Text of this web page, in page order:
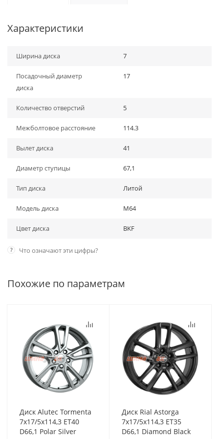
Характеристики
Ширина диска 7
Посадочный диаметр
диска
17
Количество отверстий 5
Межболтовое расстояние 114.3
Вылет диска 41
Диаметр ступицы 67,1
Тип диска Литой
Модель диска M64
Цвет диска BKF
? Что означают эти цифры?
Похожие по параметрам
Диск Alutec Tormenta
7x17/5x114,3 ET40
D66,1 Polar Silver
Диск Rial Astorga
7x17/5x114,3 ET35
D66,1 Diamond Black